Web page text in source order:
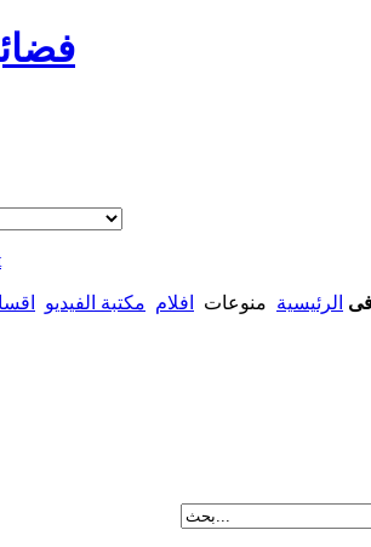
الرئيسية منوعات افلام مكتبة الفيديو